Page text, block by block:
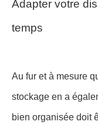
Adapter votre
temps
Au fur et à mesure
stockage en a
bien organisée doit